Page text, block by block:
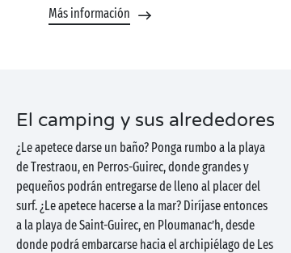
Más información
El camping y sus alrededores
¿Le apetece darse un baño? Ponga rumbo a la playa
de Trestraou, en Perros-Guirec, donde grandes y
pequeños podrán entregarse de lleno al placer del
surf. ¿Le apetece hacerse a la mar? Diríjase entonces
a la playa de Saint-Guirec, en Ploumanac’h, desde
donde podrá embarcarse hacia el archipiélago de Les